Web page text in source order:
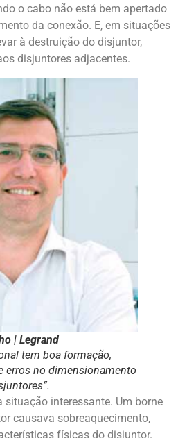
o cabo não está bem apertado
da conexão. E, em situações
à destruição do disjuntor,
disjuntores adjacentes.
| Legrand
tem boa formação,
erros no dimensionamento
situação interessante. Um borne
causava sobreaquecimento,
físicas do disjuntor.